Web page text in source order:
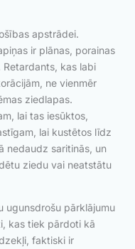
apstrādei.
ir plānas, porainas
kas labi
ne vienmēr
ziedlapas.
lai tas iesūktos,
lai kustētos līdz
nedaudz saritinās, un
ziedu vai neatstātu
ugunsdrošu pārklājumu
kas tiek pārdoti kā
faktiski ir